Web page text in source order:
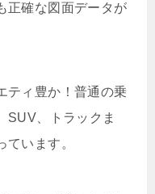
正確な図面データが
ティ豊か！普通の乗
SUV、トラックま
います。